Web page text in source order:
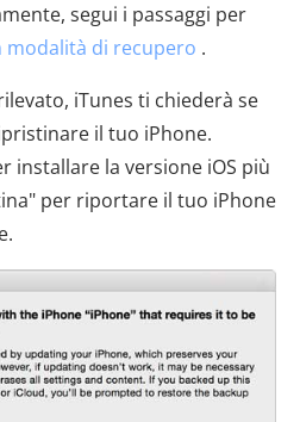
segui i passaggi per
di recupero .
iTunes ti chiederà se
il tuo iPhone.
installare la versione iOS più
per riportare il tuo iPhone